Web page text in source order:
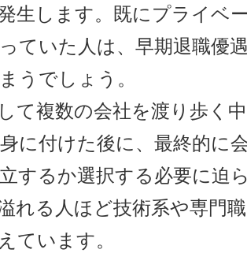
生します。既にプライベ
ていた人は、早期退職優
うでしょう。
て複数の会社を渡り歩く
に付けた後に、最終的に
するか選択する必要に迫
れる人ほど技術系や専門
ています。